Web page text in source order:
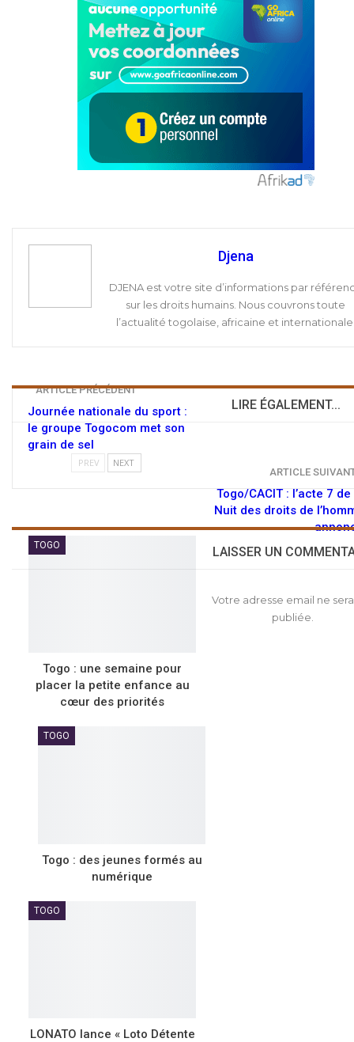
Djena
DJENA est votre site d’informations par
sur les droits humains. Nous couvrons toute
l’actualité togolaise, africaine et
ARTICLE PRÉCÉDENT
Journée nationale du sport :
le groupe Togocom met son
grain de sel
ARTICLE
Togo/CACIT : l’acte 7 de
Nuit des droits de
LIRE ÉGALEMENT...
TOGO
Togo : une semaine pour
placer la petite enfance au
cœur des priorités
TOGO
Togo : des jeunes formés au
numérique
TOGO
LONATO lance « Loto Détente
PREV NEXT
LAISSER UN
Votre adresse email ne
publiée.